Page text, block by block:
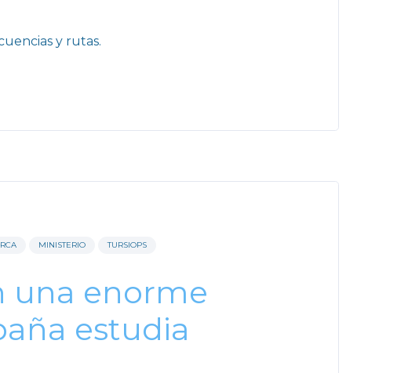
y rutas.
MINISTERIO TURSIOPS
una enorme
estudia